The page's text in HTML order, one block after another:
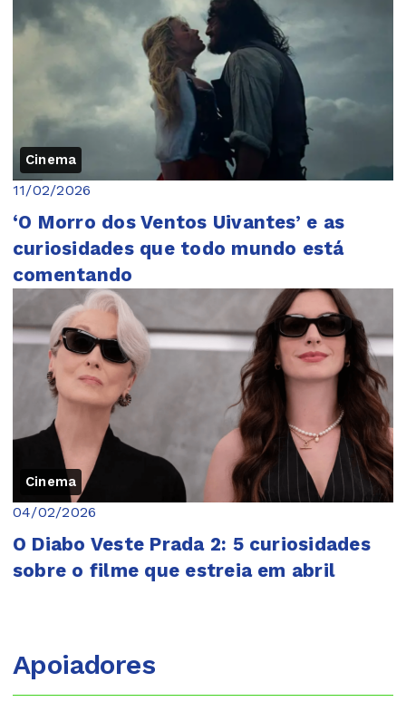
Cinema
11/02/2026
‘O Morro dos Ventos Uivantes’ e as
curiosidades que todo mundo está
comentando
Cinema
04/02/2026
O Diabo Veste Prada 2: 5 curiosidades
sobre o filme que estreia em abril
Apoiadores